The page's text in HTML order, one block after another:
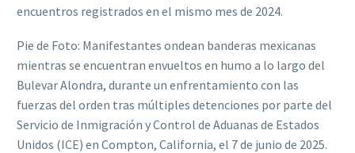
encuentros registrados en el mismo mes de 2024.
Pie de Foto: Manifestantes ondean banderas mexicanas
mientras se encuentran envueltos en humo a lo largo del
Bulevar Alondra, durante un enfrentamiento con las
fuerzas del orden tras múltiples detenciones por parte del
Servicio de Inmigración y Control de Aduanas de Estados
Unidos (ICE) en Compton, California, el 7 de junio de 2025.